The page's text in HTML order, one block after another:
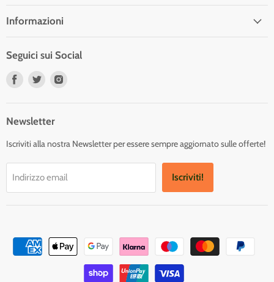
Informazioni
Seguici sui Social
Trovaci
Trovaci
Newsletter
Iscriviti alla nostra Newsletter per essere sempre aggiornato sulle offerte!
Indirizzo email Iscriviti!